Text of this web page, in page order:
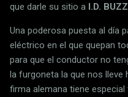
que darle su sitio a I.D. BUZZ
Una poderosa puesta al día
eléctrico en el que quepan
para que el conductor no
la furgoneta la que nos lleve
firma alemana tiene